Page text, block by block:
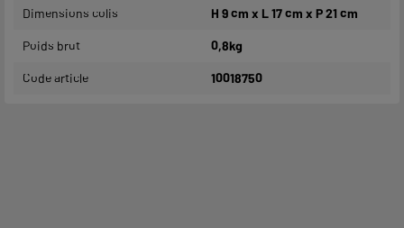
Dimensions colis H 9 cm x L 17 cm x P 21 cm
Poids brut 0,8kg
Code article 10018750